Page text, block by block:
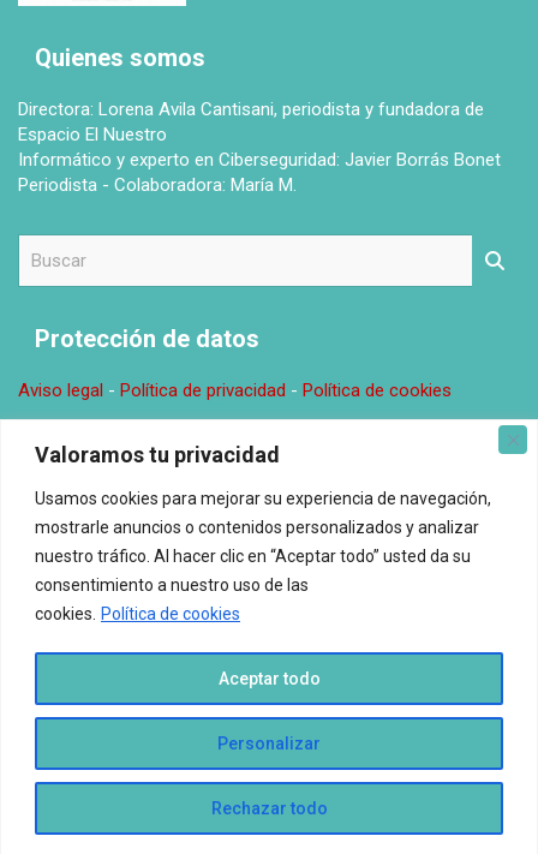
Valoramos tu privacidad
Usamos cookies para mejorar su experiencia de navegación,
mostrarle anuncios o contenidos personalizados y analizar
nuestro tráfico. Al hacer clic en “Aceptar todo” usted da su
consentimiento a nuestro uso de las
cookies. Política de cookies
Personalizar
Rechazar todo
Aceptar todo
Quienes somos
Directora: Lorena Avila Cantisani, periodista y fundadora de
Espacio El Nuestro
Informático y experto en Ciberseguridad: Javier Borrás Bonet
Periodista - Colaboradora: María M.
Protección de datos
Aviso legal - Política de privacidad - Política de cookies
Donde estamos
Oficina en Valencia. C\ Comunitat Valenciana, 14, 0, 2 46138
Rafelbunyol Email: redaccion@espacioelnuestro.com
Espacio El Nuestro © Todos los derechos reservados.
Traducir »